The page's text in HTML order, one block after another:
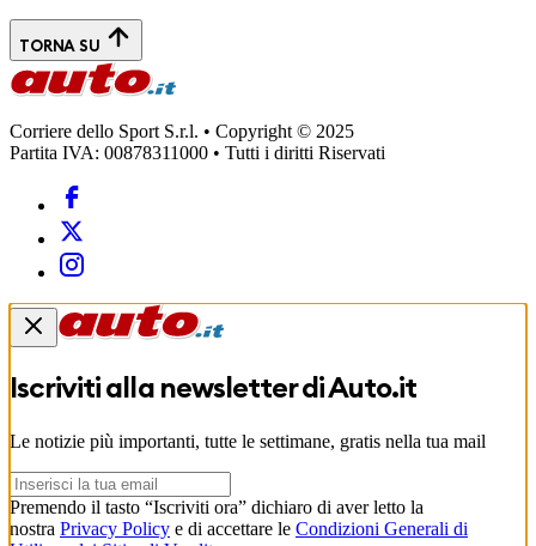
TORNA SU
Corriere dello Sport S.r.l. • Copyright © 2025
Partita IVA: 00878311000 • Tutti i diritti Riservati
Iscriviti alla newsletter diAuto.it
Le notizie più importanti, tutte le settimane, gratis nella tua mail
Premendo il tasto “Iscriviti ora” dichiaro di aver letto la
nostra Privacy Policy e di accettare le Condizioni Generali di